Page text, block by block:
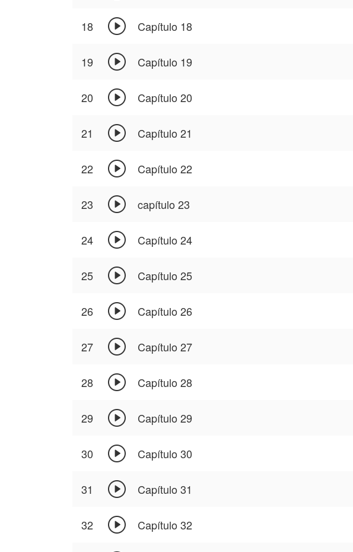
18  Capítulo 18
19  Capítulo 19
20  Capítulo 20
21  Capítulo 21
22  Capítulo 22
23  capítulo 23
24  Capítulo 24
25  Capítulo 25
26  Capítulo 26
27  Capítulo 27
28  Capítulo 28
29  Capítulo 29
30  Capítulo 30
31  Capítulo 31
32  Capítulo 32